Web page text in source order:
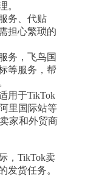
。
务、代贴
担心繁琐的
务，飞鸟国
等服务，帮
用于TikTok
里国际站等
家和外贸商
，TikTok卖
发货任务。